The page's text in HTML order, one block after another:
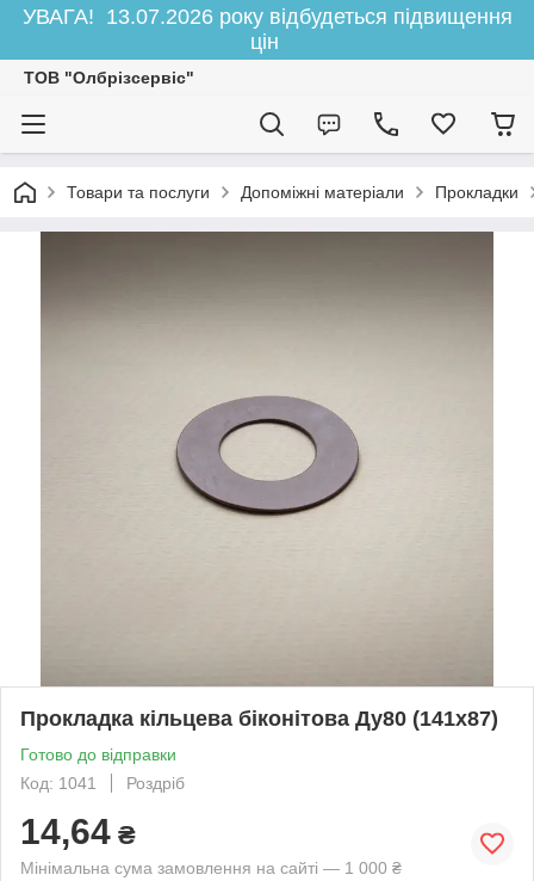
УВАГА! 13.07.2026 року відбудеться підвищення
цін
ТОВ "Олбрізсервіс"
Товари та послуги Допоміжні матеріали Прокладки
Прокладка кільцева біконітова Ду80 (141х87)
Готово до відправки
Код: 1041
Роздріб
14,64 ₴
Мінімальна сума замовлення на сайті — 1 000 ₴